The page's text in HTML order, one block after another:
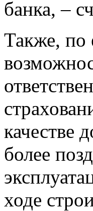
банка, –
Также, по
качестве
более
ходе